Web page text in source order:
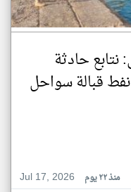
حادثة
نفط قبالة سواحل
Jul 17, 2026
منذ ٢٢ يوم